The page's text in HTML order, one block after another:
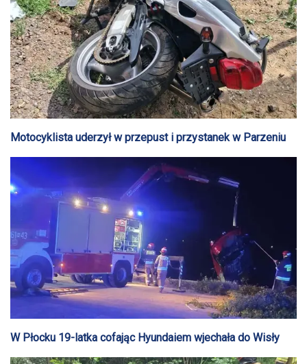
Motocyklista uderzył w przepust i przystanek w Parzeniu
W Płocku 19-latka cofając Hyundaiem wjechała do Wisły